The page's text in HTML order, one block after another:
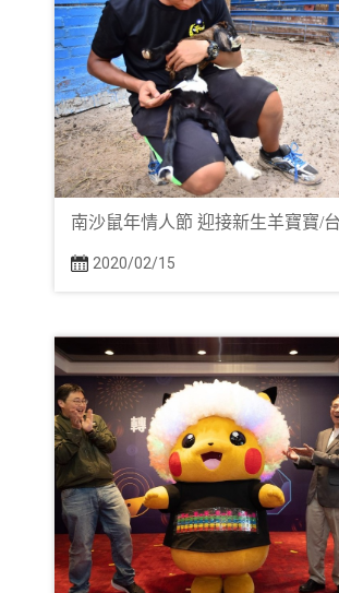
南沙鼠年情人節 迎接新生羊寶寶/
2020/02/15